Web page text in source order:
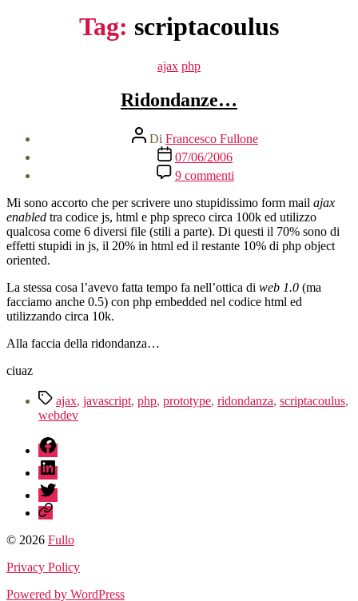
Tag: scriptacoulus
Categorie
ajax php
Ridondanze…
Autore
articolo
Di Francesco Fullone
Data
dell'articolo
07/06/2006
9 commentisu
Ridondanze…
Mi sono accorto che per scrivere uno stupidissimo form mail ajax
enabled tra codice js, html e php spreco circa 100k ed utilizzo
qualcosa come 6 diversi file (stili a parte). Di questi il 70% sono di
effetti stupidi in js, il 20% in html ed il restante 10% di php object
oriented.
La stessa cosa l’avevo fatta tempo fa nell’ottica di web 1.0 (ma
facciamo anche 0.5) con php embedded nel codice html ed
utilizzando circa 10k.
Alla faccia della ridondanza…
ciuaz
Tag ajax, javascript, php, prototype, ridondanza, scriptacoulus,
webdev
fb
linkedin
twitter
sessionize
© 2026 Fullo
Privacy Policy
Powered by WordPress